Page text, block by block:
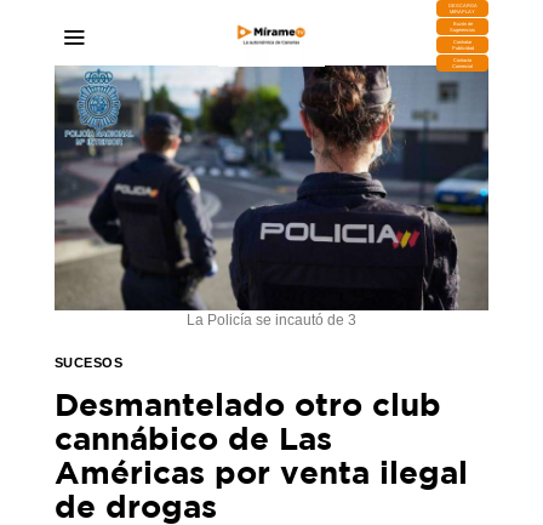
DESCARGA
MIRAPLAY
Buzón de
Sugerencias
Contratar
Publicidad
Contacto
Comercial
La Policía se incautó de 3
SUCESOS
Desmantelado otro club
cannábico de Las
Américas por venta ilegal
de drogas